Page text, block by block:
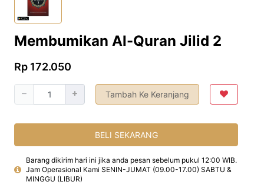
Membumikan Al-Quran Jilid 2
Rp 172.050
Tambah Ke Keranjang
BELI SEKARANG
Barang dikirim hari ini jika anda pesan sebelum pukul 12:00 WIB.
Jam Operasional Kami SENIN-JUMAT (09.00-17.00) SABTU &
MINGGU (LIBUR)